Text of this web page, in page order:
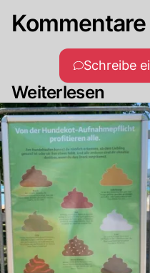
Kommentare
Schreibe
Weiterlesen